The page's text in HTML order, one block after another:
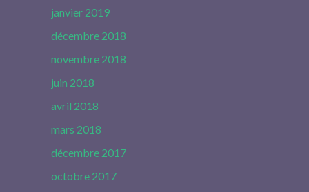
janvier 2019
décembre 2018
novembre 2018
juin 2018
avril 2018
mars 2018
décembre 2017
octobre 2017